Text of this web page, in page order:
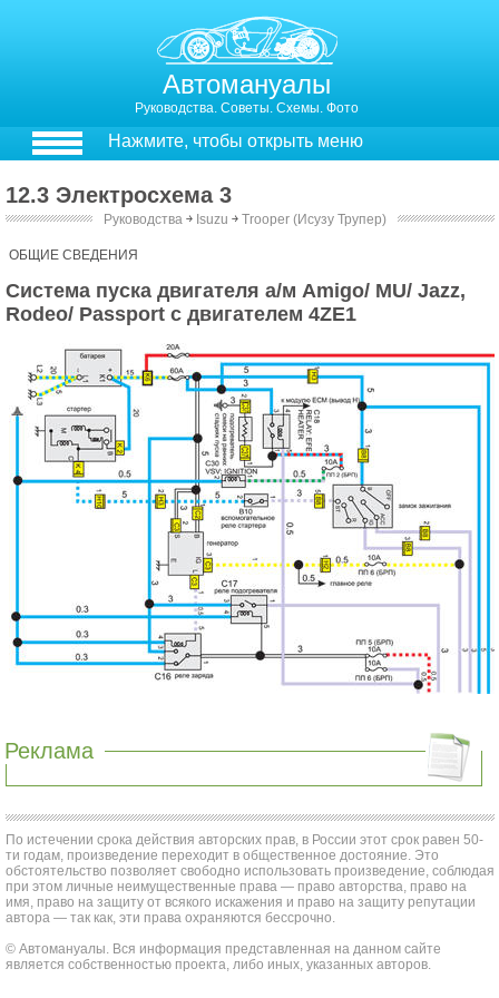
Автомануалы
Руководства. Советы. Схемы. Фото
Нажмите, чтобы открыть меню
12.3 Электросхема 3
Руководства ￫ Isuzu ￫ Trooper (Исузу Трупер)
ОБЩИЕ СВЕДЕНИЯ
Система пуска двигателя а/м Amigo/ MU/ Jazz,
Rodeo/ Passport с двигателем 4ZЕ1
Реклама
По истечении срока действия авторских прав, в России этот срок равен 50-
ти годам, произведение переходит в общественное достояние. Это
обстоятельство позволяет свободно использовать произведение, соблюдая
при этом личные неимущественные права — право авторства, право на
имя, право на защиту от всякого искажения и право на защиту репутации
автора — так как, эти права охраняются бессрочно.
© Автомануалы. Вся информация представленная на данном сайте
является собственностью проекта, либо иных, указанных авторов.